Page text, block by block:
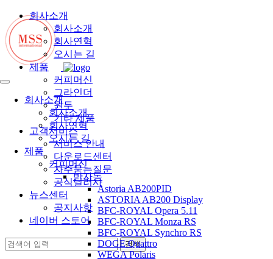
회사소개
회사소개
회사연혁
오시는 길
제품
커피머신
반자동
Astoria AB200PID
ASTORIA AB200 Display
BFC-ROYAL Opera 5.11
BFC-ROYAL Monza RS
BFC-ROYAL Synchro RS
DOGE Quattro
WEGA Polaris
회사소개
회사소개
회사연혁
오시는 길
제품
커피머신
그라인더
원두
기타 제품
고객서비스
서비스 안내
다운로드센터
자주묻는질문
공식딜러사
뉴스센터
공지사항
네이버 스토어